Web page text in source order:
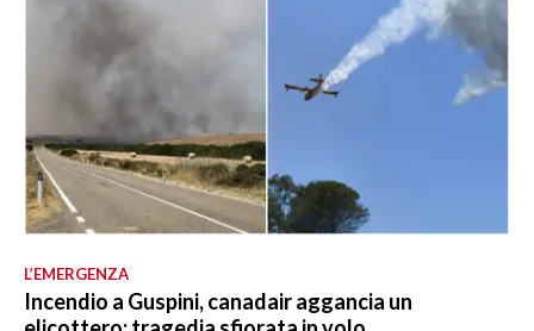
L’EMERGENZA
Incendio a Guspini, canadair aggancia un